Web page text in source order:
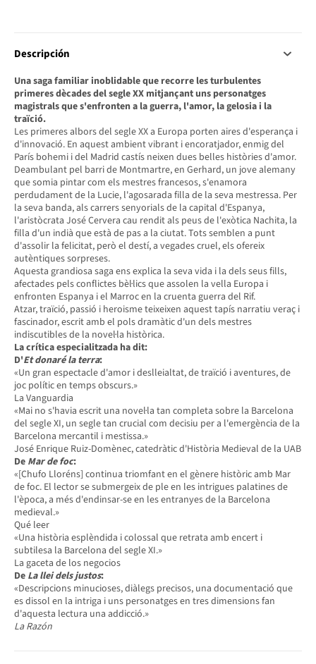
Descripción
Una saga familiar inoblidable que recorre les turbulentes
primeres dècades del segle XX mitjançant uns personatges
magistrals que s'enfronten a la guerra, l'amor, la gelosia i la
traïció.
Les primeres albors del segle XX a Europa porten aires d'esperança i
d'innovació. En aquest ambient vibrant i encoratjador, enmig del
París bohemi i del Madrid castís neixen dues belles històries d'amor.
Deambulant pel barri de Montmartre, en Gerhard, un jove alemany
que somia pintar com els mestres francesos, s'enamora
perdudament de la Lucie, l'agosarada filla de la seva mestressa. Per
la seva banda, als carrers senyorials de la capital d'Espanya,
l'aristòcrata José Cervera cau rendit als peus de l'exòtica Nachita, la
filla d'un indià que està de pas a la ciutat. Tots semblen a punt
d'assolir la felicitat, però el destí, a vegades cruel, els ofereix
autèntiques sorpreses.
Aquesta grandiosa saga ens explica la seva vida i la dels seus fills,
afectades pels conflictes bèl·lics que assolen la vella Europa i
enfronten Espanya i el Marroc en la cruenta guerra del Rif.
Atzar, traïció, passió i heroisme teixeixen aquest tapís narratiu veraç i
fascinador, escrit amb el pols dramàtic d'un dels mestres
indiscutibles de la novel·la històrica.
La crítica especialitzada ha dit:
D'Et donaré la terra:
«Un gran espectacle d'amor i deslleialtat, de traïció i aventures, de
joc polític en temps obscurs.»
La Vanguardia
«Mai no s'havia escrit una novel·la tan completa sobre la Barcelona
del segle XI, un segle tan crucial com decisiu per a l'emergència de la
Barcelona mercantil i mestissa.»
José Enrique Ruiz-Domènec, catedràtic d'Història Medieval de la UAB
De Mar de foc:
«[Chufo Lloréns] continua triomfant en el gènere històric amb Mar
de foc. El lector se submergeix de ple en les intrigues palatines de
l'època, a més d'endinsar-se en les entranyes de la Barcelona
medieval.»
Qué leer
«Una història esplèndida i colossal que retrata amb encert i
subtilesa la Barcelona del segle XI.»
La gaceta de los negocios
De La llei dels justos:
«Descripcions minucioses, diàlegs precisos, una documentació que
es dissol en la intriga i uns personatges en tres dimensions fan
d'aquesta lectura una addicció.»
La Razón